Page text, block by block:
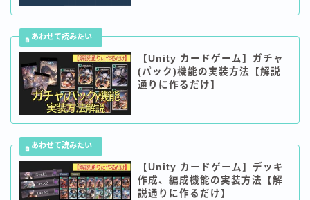
【Unity カードゲーム】ガチャ
(パック)機能の実装方法【解説
通りに作るだけ】
【Unity カードゲーム】デッキ
作成、編成機能の実装方法【解
説通りに作るだけ】